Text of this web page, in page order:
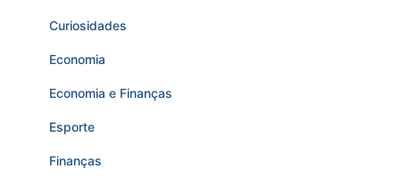
Curiosidades
Economia
Economia e Finanças
Esporte
Finanças